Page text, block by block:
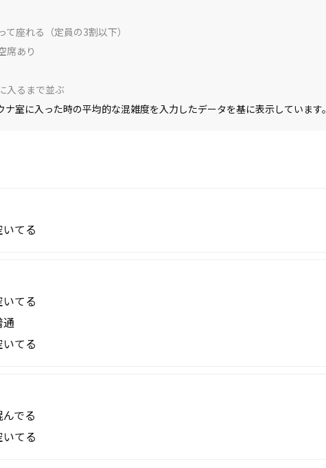
て座れる（定員の3割以下）
席あり
入るまで並ぶ
室に入った時の平均的な混雑度を入力したデータを基に表示しています。
いてる
いてる
通
いてる
んでる
いてる